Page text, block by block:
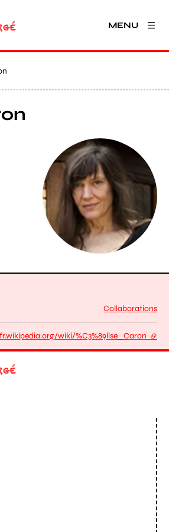
MENU
Agrandir
Collaborations
fr.wikipedia.org/wiki/%C3%89lise_Caron -